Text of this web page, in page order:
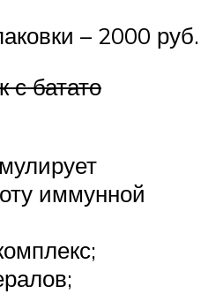
– 2000 руб.
с батато
иммунной